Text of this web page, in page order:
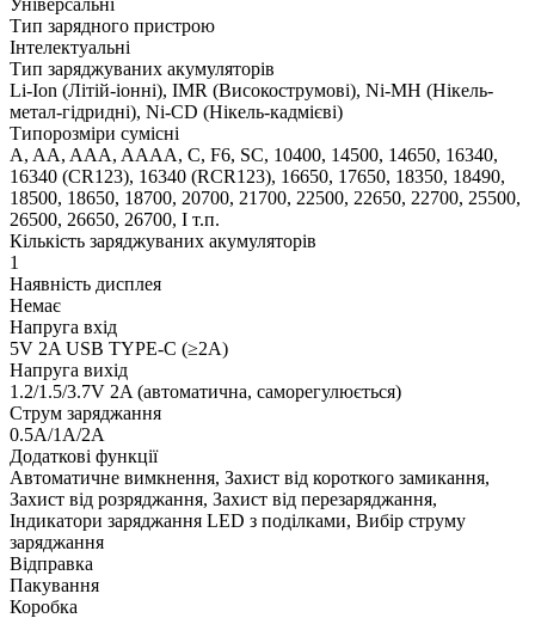
Тип зарядного пристрою
Інтелектуальні
Тип заряджуваних акумуляторів
Li-Ion (Літій-іонні), IMR (Високострумові), Ni-MH (Нікель-
метал-гідридні), Ni-CD (Нікель-кадмієві)
Типорозміри сумісні
A, AA, AAA, AAAA, C, F6, SC, 10400, 14500, 14650, 16340,
16340 (CR123), 16340 (RCR123), 16650, 17650, 18350, 18490,
18500, 18650, 18700, 20700, 21700, 22500, 22650, 22700, 25500,
26500, 26650, 26700, І т.п.
Кількість заряджуваних акумуляторів
1
Наявність дисплея
Немає
Напруга вхід
5V 2A USB TYPE-C (≥2A)
Напруга вихід
1.2/1.5/3.7V 2A (автоматична, саморегулюється)
Струм заряджання
0.5A/1A/2A
Додаткові функції
Автоматичне вимкнення, Захист від короткого замикання,
Захист від розряджання, Захист від перезаряджання,
Індикатори заряджання LED з поділками, Вибір струму
заряджання
Відправка
Пакування
Коробка